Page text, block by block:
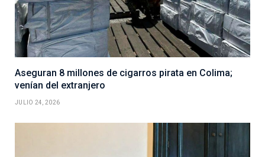
Aseguran 8 millones de cigarros pirata en Colima;
venían del extranjero
JULIO 24, 2026